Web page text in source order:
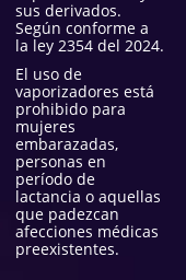
sus derivados.
Según conforme a
la ley 2354 del 2024.
El uso de
vaporizadores está
prohibido para
mujeres
embarazadas,
personas en
período de
lactancia o aquellas
que padezcan
afecciones médicas
preexistentes.